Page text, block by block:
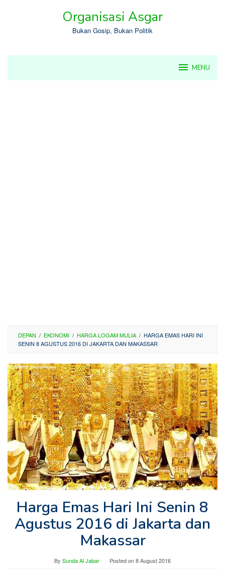
Organisasi Asgar
Bukan Gosip, Bukan Politik
MENU
DEPAN / EKONOMI / HARGA LOGAM MULIA / HARGA EMAS HARI INI
SENIN 8 AGUSTUS 2016 DI JAKARTA DAN MAKASSAR
Harga Emas Hari Ini Senin 8
Agustus 2016 di Jakarta dan
Makassar
By Sunda Al Jabar Posted on8 August 2016